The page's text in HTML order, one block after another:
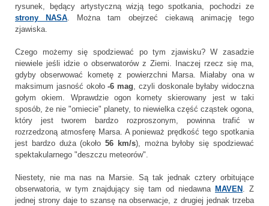
rysunek, będący artystyczną wizją tego spotkania, pochodzi ze
strony NASA . Można tam obejrzeć ciekawą animację tego
zjawiska.
Czego możemy się spodziewać po tym zjawisku? W zasadzie
niewiele jeśli idzie o obserwatorów z Ziemi. Inaczej rzecz się ma,
gdyby obserwować kometę z powierzchni Marsa. Miałaby ona w
maksimum jasność około-6 mag, czyli doskonale byłaby widoczna
gołym okiem. Wprawdzie ogon komety skierowany jest w taki
sposób, że nie "omiecie" planety, to niewielka część cząstek ogona,
który jest tworem bardzo rozproszonym, powinna trafić w
rozrzedzoną atmosferę Marsa. A ponieważ prędkość tego spotkania
jest bardzo duża (około56 km/s), można byłoby się spodziewać
spektakularnego "deszczu meteorów".
Niestety, nie ma nas na Marsie. Są tak jednak cztery orbitujące
obserwatoria, w tym znajdujący się tam od niedawna MAVEN . Z
jednej strony daje to szansę na obserwacje, z drugiej jednak trzeba